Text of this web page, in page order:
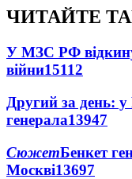
ЧИТАЙТЕ
У МЗС РФ
війни15112
Другий за день:
генерала13947
СюжетБенкет
Москві13697